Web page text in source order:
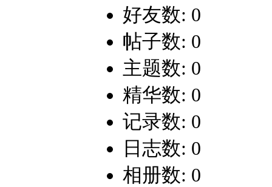
好友数: 0
帖子数: 0
主题数: 0
精华数: 0
记录数: 0
日志数: 0
相册数: 0